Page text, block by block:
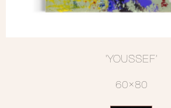
‘YOUSSEF’
60×80